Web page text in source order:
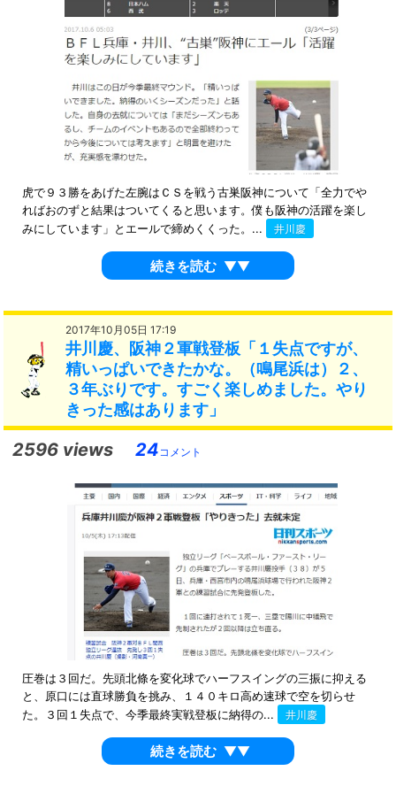
虎で９３勝をあげた左腕はＣＳを戦う古巣阪神について「全力でや
ればおのずと結果はついてくると思います。僕も阪神の活躍を楽し
みにしています」とエールで締めくくった。...
井川慶
続きを読む ▼▼
2017年10月05日 17:19
井川慶、阪神２軍戦登板「１失点ですが、
精いっぱいできたかな。（鳴尾浜は）２、
３年ぶりです。すごく楽しめました。やり
きった感はあります」
2596 views 24 コメント
圧巻は３回だ。先頭北條を変化球でハーフスイングの三振に抑える
と、原口には直球勝負を挑み、１４０キロ高め速球で空を切らせ
た。３回１失点で、今季最終実戦登板に納得の...
井川慶
続きを読む ▼▼